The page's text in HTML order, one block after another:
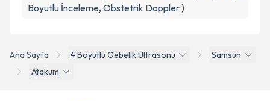
Ana Sayfa 4 Boyutlu Gebelik Ultrasonu
Samsun
Atakum
Boyutlu İnceleme, Obstetrik Doppler )